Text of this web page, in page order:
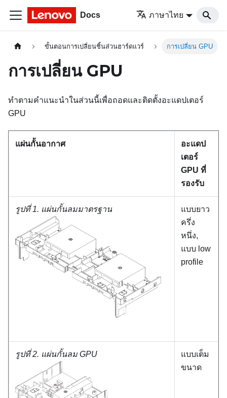
Docs ภาษาไทย
ขั้นตอนการเปลี่ยนชิ้นส่วนฮาร์ดแวร์ การเปลี่ยน GPU
การเปลี่ยน GPU
ทำตามคำแนะนำในส่วนนี้เพื่อถอดและติดตั้งอะแดปเตอร์
GPU
แผ่นกั้นอากาศ
อะแดป
เตอร์
GPU ที่
รองรับ
รูปที่ 1. แผ่นกั้นลมมาตรฐาน
แบบยาว
ครึ่ง
หนึ่ง,
แบบ low
profile
รูปที่ 2. แผ่นกั้นลม GPU
แบบเต็ม
ขนาด